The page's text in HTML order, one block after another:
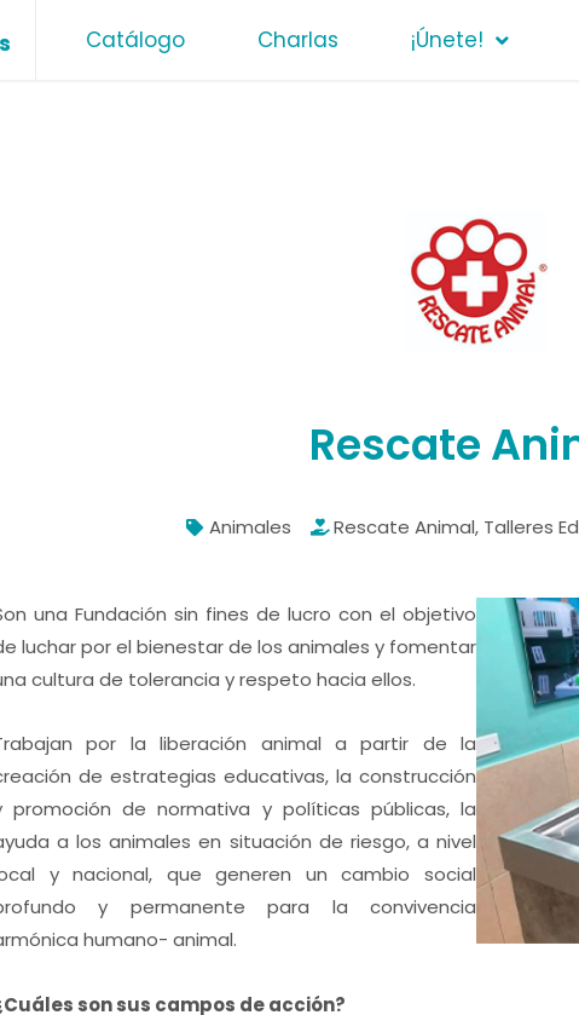
Catálogo Charlas ¡Únete!
Rescate
Animales Rescate Animal, Talleres
una Fundación sin fines de lucro con el objetivo
luchar por el bienestar de los animales y fomentar
cultura de tolerancia y respeto hacia ellos.
por la liberación animal a partir de la
de estrategias educativas, la construcción
promoción de normativa y políticas públicas, la
a los animales en situación de riesgo, a nivel
y nacional, que generen un cambio social
y permanente para la convivencia
humano- animal.
son sus campos de acción?